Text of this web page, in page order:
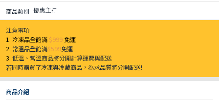
商品類別 優惠主打
注意事項
1. 冷凍品全館滿 $999免運
2. 常溫品全館滿$599免運
3.低溫、常溫商品將分開計算運費與配送
若同時購買了冷凍與冷藏商品，為求品質將分開配送!
商品介紹